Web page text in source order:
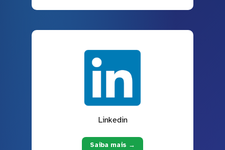
Linkedin
Saiba mais →